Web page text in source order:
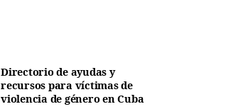
Directorio de ayudas y
recursos para víctimas de
violencia de género en Cuba